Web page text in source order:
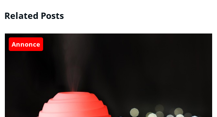
Related Posts
Annonce